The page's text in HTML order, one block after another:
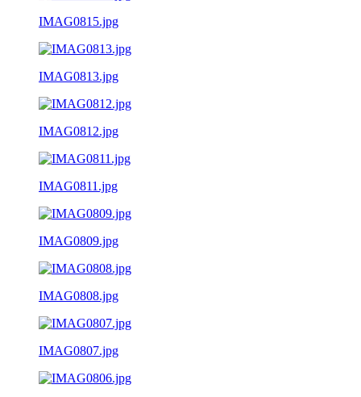
IMAG0815.jpg
IMAG0813.jpg
IMAG0812.jpg
IMAG0811.jpg
IMAG0809.jpg
IMAG0808.jpg
IMAG0807.jpg